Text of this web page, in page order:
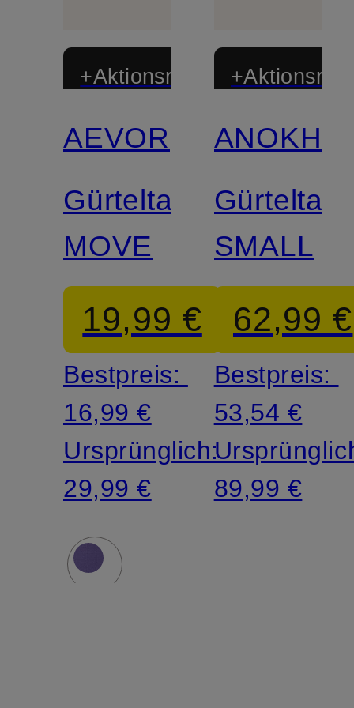
+Aktionsrabatt
Zertifiziert
AEVOR
Gürteltasche
MOVE
19,99 €
Bestpreis:
16,99 €
Ursprünglich:
29,99 €
ANOKHI
SMALL
62,99 €
Bestpreis:
53,54 €
89,99 €